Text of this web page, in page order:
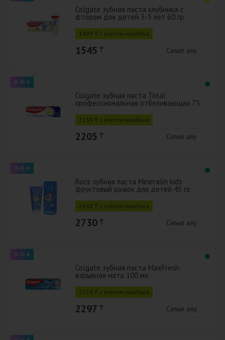
Colgate зубная паста клубника с
фтором для детей 3-5 лет 60 гр
1499 ₸ с учётом кешбэка
1545 ₸ Сатып алу
0-0-4
Colgate зубная паста Total
профессиональная отбеливающая 75
2139 ₸ с учётом кешбэка
2205 ₸ Сатып алу
0-0-4
Rocs зубная паста Mineralin kids
фруктовый рожок для детей 45 гр
2648 ₸ с учётом кешбэка
2730 ₸ Сатып алу
0-0-4
Colgate зубная паста MaxFresh
взрывная мята 100 мл
2228 ₸ с учётом кешбэка
2297 ₸ Сатып алу